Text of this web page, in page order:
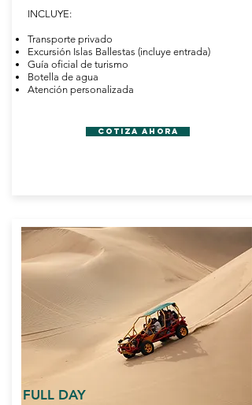
INCLUYE:
Transporte privado
Excursión Islas Ballestas (incluye entrada)
Guía oficial de turismo
Botella de agua
Atención personalizada
Cotiza Ahora
FULL DAY